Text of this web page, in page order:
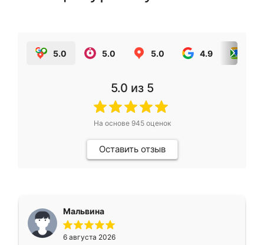
5.0 5.0 5.0 4.9
5.0 из 5
На основе 945оценок
Оставить отзыв
Мальвина
6 августа 2026